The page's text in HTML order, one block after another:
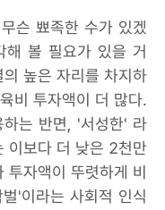
슨 뾰족한 수가 있겠
해 볼 필요가 있을 거
높은 자리를 차지하
비 투자액이 더 많다.
는 반면, '서성한' 라
이보다 더 낮은 2천만
자액이 뚜렷하게 비
'이라는 사회적 인식